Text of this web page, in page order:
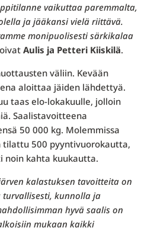
vaikuttaa paremmalta,
ja jääkansi vielä riittävä.
monipuolisesti särkikalaa
Aulis ja Petteri Kiiskilä.
väliin. Kevään
aloittaa jäiden lähdettyä.
taas elo-lokakuulle, jolloin
Saalistavoitteena
50 000 kg. Molemmissa
tilattu 500 pyyntivuorokautta,
noin kahta kuukautta.
kalastuksen tavoitteita on
kunnolla ja
hyvä saalis on
mukaan kaikki